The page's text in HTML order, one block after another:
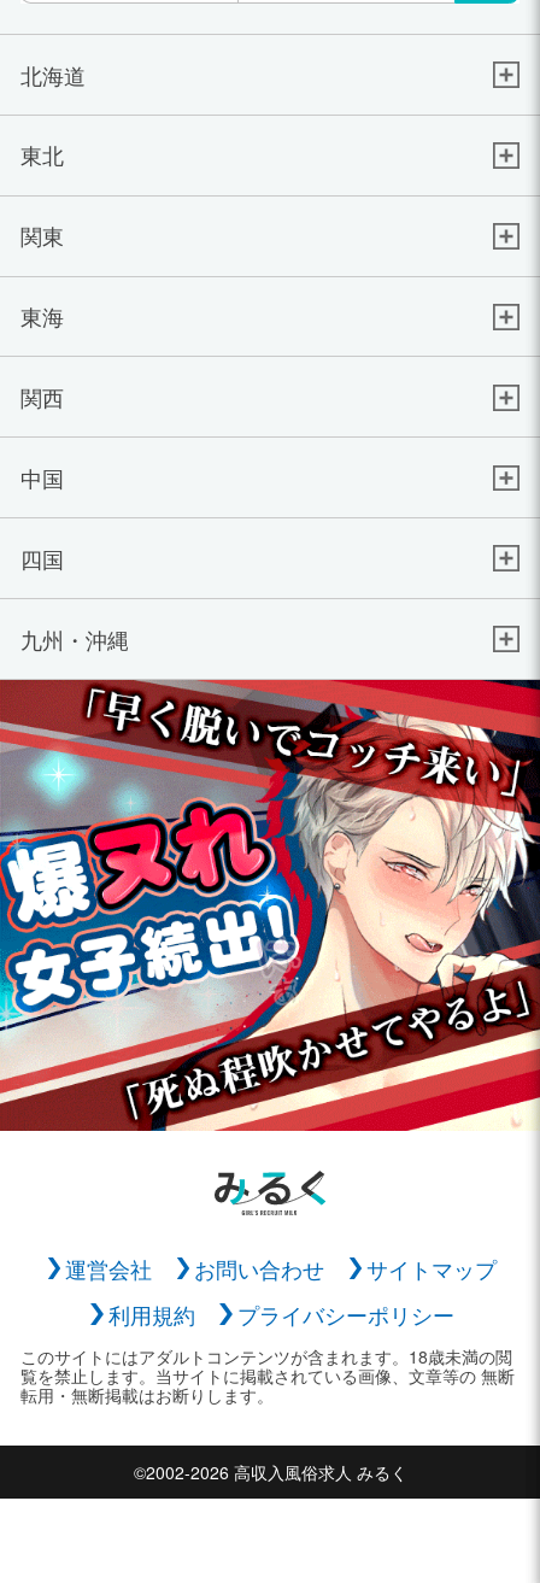
北海道
東北
関東
東海
関西
中国
四国
九州・沖縄
運営会社 お問い合わせ
サイトマップ
利用規約
プライバシーポリシー
このサイトにはアダルトコンテンツが含まれます。18歳未満の閲
覧を禁止します。当サイトに掲載されている画像、文章等の 無断
転用・無断掲載はお断りします。
©2002-2026 高収入風俗求人 みるく